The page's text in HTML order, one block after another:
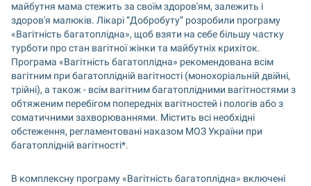
майбутня мама стежить за своїм здоров'ям, залежить і
здоров'я малюків. Лікарі “Добробуту” розробили програму
«Вагітність багатоплідна», щоб взяти на себе більшу частку
турботи про стан вагітної жінки та майбутніх крихіток.
Програма «Вагітність багатоплідна» рекомендована всім
вагітним при багатоплідній вагітності (монохоріальній двійні,
трійні), а також - всім вагітним багатоплідними вагітностями з
обтяженим перебігом попередніх вагітностей і пологів або з
соматичними захворюваннями. Містить всі необхідні
обстеження, регламентовані наказом МОЗ України при
багатоплідній вагітності*.
В комплексну програму «Вагітність багатоплідна» включені